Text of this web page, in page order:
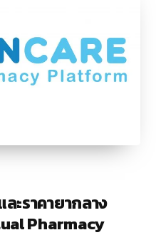
ะราคายากลาง
Pharmacy